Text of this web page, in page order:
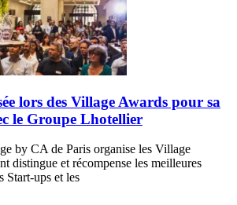
lors des Village Awards pour sa
le Groupe Lhotellier
by CA de Paris organise les Village
distingue et récompense les meilleures
Start-ups et les